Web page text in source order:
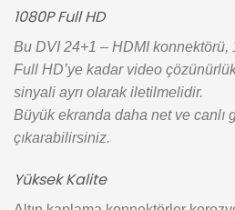
1080P Full HD
Bu DVI 24+1 – HDMI konnektörü,
Full HD’ye kadar video
sinyali ayrı olarak iletilmelidir.
Büyük ekranda daha net ve canlı
çıkarabilirsiniz.
Yüksek Kalite